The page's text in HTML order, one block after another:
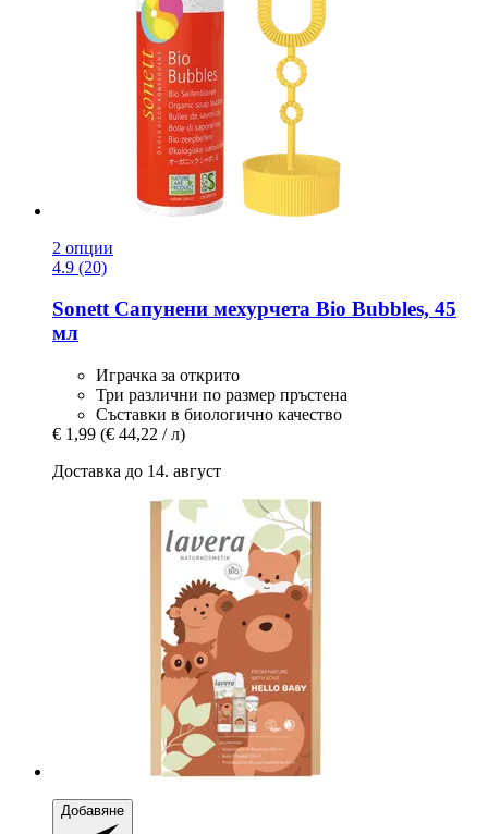
2 опции
4.9 (20)
SonettСапунени мехурчета Bio Bubbles, 45
мл
Играчка за открито
Три различни по размер пръстена
Съставки в биологично качество
€ 1,99 (€ 44,22 / л)
Доставка до 14. август
Добавяне